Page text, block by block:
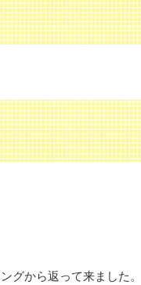
グから返って来ました